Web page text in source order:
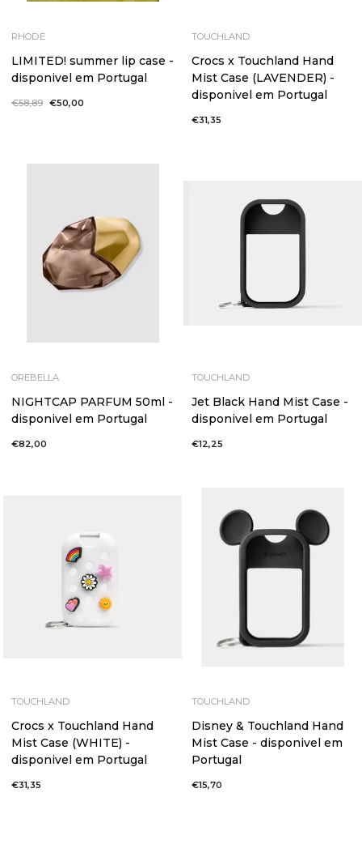
RHODE
LIMITED! summer lip case -
disponivel em Portugal
Preço
€58,89 Preço
€50,00
TOUCHLAND
Crocs x Touchland Hand
Mist Case (LAVENDER) -
disponivel em Portugal
€31,35
OREBELLA
NIGHTCAP PARFUM 50ml -
disponivel em Portugal
€82,00
TOUCHLAND
Jet Black Hand Mist Case -
disponivel em Portugal
€12,25
TOUCHLAND
Crocs x Touchland Hand
Mist Case (WHITE) -
disponivel em Portugal
€31,35
TOUCHLAND
Disney & Touchland Hand
Mist Case - disponivel em
Portugal
€15,70